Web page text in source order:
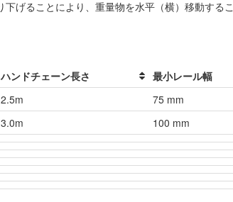
げることにより、重量物を水平（横）移動す
ハンドチェーン長さ 最小レール幅
2.5m 75 mm
3.0m 100 mm